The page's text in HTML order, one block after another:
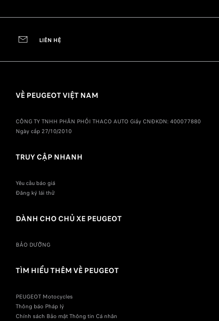
LIÊN HỆ
VỀ PEUGEOT VIỆT NAM
CÔNG TY TNHH PHÂN PHỐI THACO AUTO Giấy CNĐKDN: 400077880
Ngày cấp 27/10/2010
TRUY CẬP NHANH
Yêu cầu báo giá
Đăng ký lái thử
DÀNH CHO CHỦ XE PEUGEOT
BẢO DƯỠNG
TÌM HIỂU THÊM VỀ PEUGEOT
PEUGEOT Motocycles
Thông báo Pháp lý
Chính sách Bảo mật Thông tin Cá nhân